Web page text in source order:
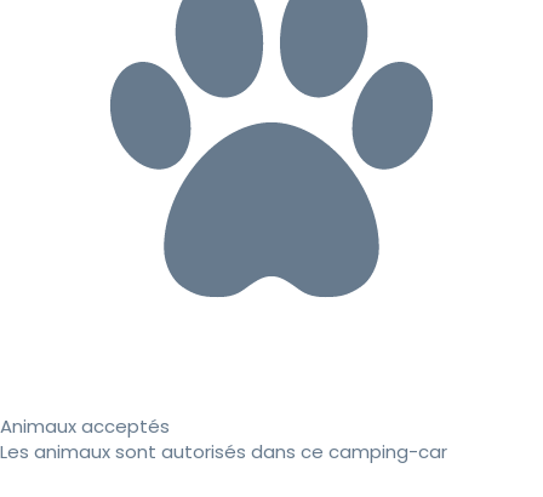
Animaux acceptés
Les animaux sont autorisés dans ce camping-car